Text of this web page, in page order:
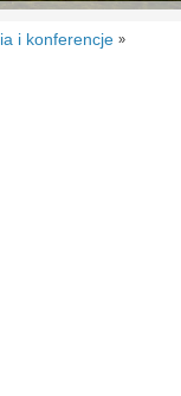
i konferencje »